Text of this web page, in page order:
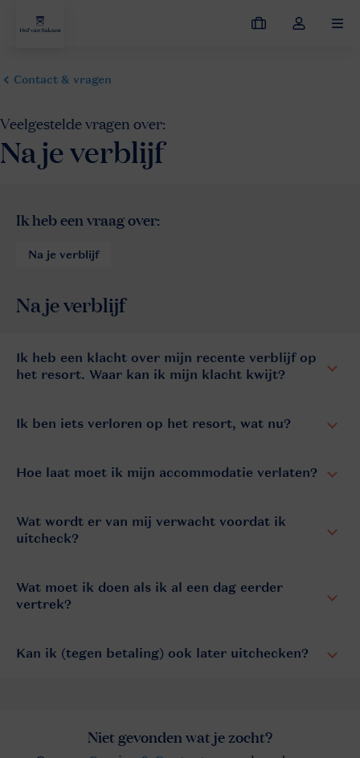
Mijn
Open
Ik heb een klacht over mijn recente verblijf op
het resort. Waar kan ik mijn klacht kwijt?
Ik ben iets verloren op het resort, wat nu?
Hoe laat moet ik mijn accommodatie verlaten?
Wat wordt er van mij verwacht voordat ik
uitcheck?
Wat moet ik doen als ik al een dag eerder
vertrek?
Kan ik (tegen betaling) ook later uitchecken?